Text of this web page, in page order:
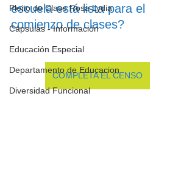
Pleito de Clase Rosa Lydia
Cápsulas - Información
Educación Especial
Departamento de Educacion
Diversidad Funcional
escuela está lista para el
comienzo de clases?
COMPLETA EL CENSO